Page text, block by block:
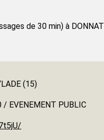
de 30 min) à
(15)
EVENEMENT PUBLIC